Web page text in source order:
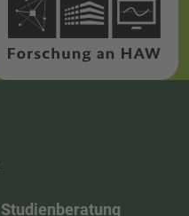
Studienberatung